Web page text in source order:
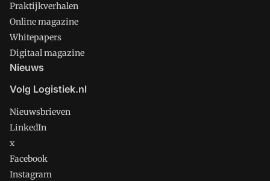
Praktijkverhalen
Online magazine
Whitepapers
Digitaal magazine
Nieuws
Volg Logistiek.nl
Nieuwsbrieven
LinkedIn
x
Facebook
Instagram